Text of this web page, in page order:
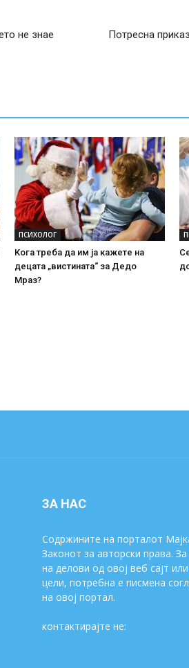
не знае
Потресна
ПСИХОЛОГ
Кога треба да им ја кажете на
децата „вистината“ за Дедо
Мраз?
ЗА НАС
Содржините на порталот
Законот за авторски права.
на делови од овој веб сајт
цели, потребна е писмена
на овој портал.
контактирајте не: